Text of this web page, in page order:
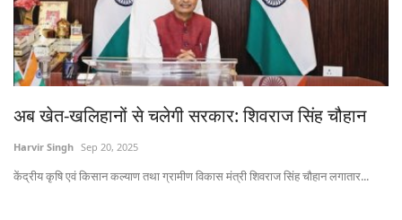
Magazine
States
Agribusiness
Agritech
अब खेत-खलिहानों से चलेगी सरकार: शिवराज सिंह चौहान
Harvir Singh Sep 20, 2025
केंद्रीय कृषि एवं किसान कल्याण तथा ग्रामीण विकास मंत्री शिवराज सिंह चौहान लगातार...